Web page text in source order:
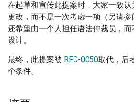
在起草和宣传此提案时，大家一致
更改，而不是一次考虑一项（另请参
还希望由一个人担任语法仲裁员，
设计。
最终，此提案被 RFC-0050取代，后
个条件。